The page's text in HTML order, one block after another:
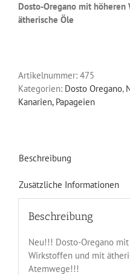
Dosto-Oregano mit
ätherische Öle
Artikelnummer: 475
Kategorien: Dosto Oregano,
Kanarien, Papageien
Beschreibung
Zusätzliche Informationen
Beschreibung
Neu!!! Dosto-Oregano
Wirkstoffen und mit
Atemwege!!!